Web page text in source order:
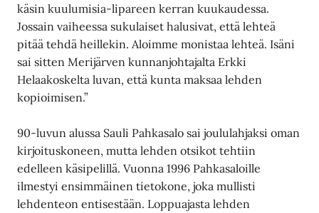
käsin kuulumisia-lipareen kerran kuukaudessa.
Jossain vaiheessa sukulaiset halusivat, että lehteä
pitää tehdä heillekin. Aloimme monistaa lehteä. Isäni
sai sitten Merijärven kunnanjohtajalta Erkki
Helaakoskelta luvan, että kunta maksaa lehden
kopioimisen.”
90-luvun alussa Sauli Pahkasalo sai joululahjaksi oman
kirjoituskoneen, mutta lehden otsikot tehtiin
edelleen käsipelillä. Vuonna 1996 Pahkasaloille
ilmestyi ensimmäinen tietokone, joka mullisti
lehdenteon entisestään. Loppuajasta lehden